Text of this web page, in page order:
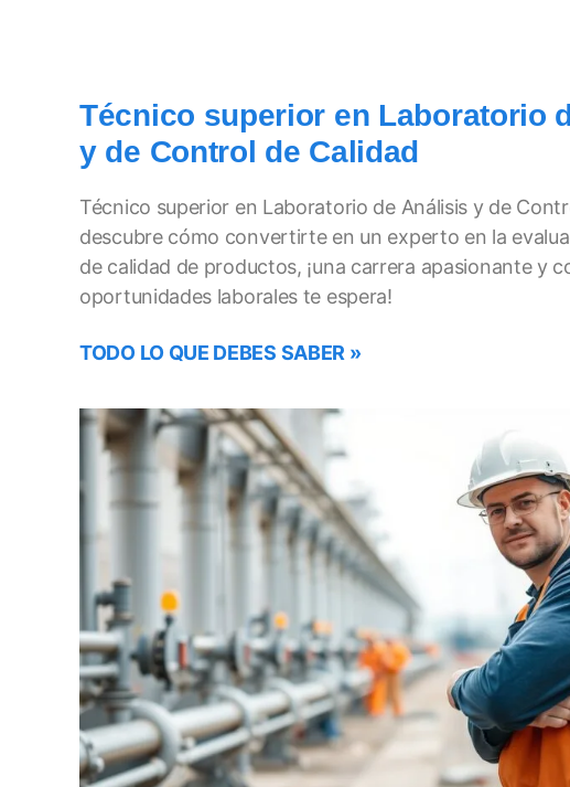
Técnico superior en Laboratorio
y de Control de Calidad
Técnico superior en Laboratorio de Análisis y de
descubre cómo convertirte en un experto en la
de calidad de productos, ¡una carrera apasionante y
oportunidades laborales te espera!
TODO LO QUE DEBES SABER »